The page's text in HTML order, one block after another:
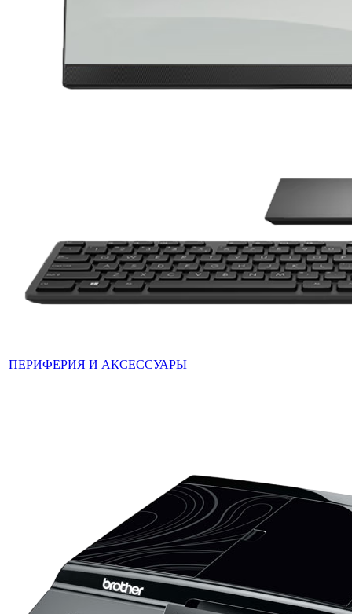
ПЕРИФЕРИЯ И АКСЕССУАРЫ